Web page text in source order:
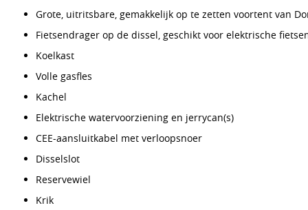
Grote, uitritsbare, gemakkelijk op te zetten voortent van
Fietsendrager op de dissel, geschikt voor elektrische
Koelkast
Volle gasfles
Kachel
Elektrische watervoorziening en jerrycan(s)
CEE-aansluitkabel met verloopsnoer
Disselslot
Reservewiel
Krik